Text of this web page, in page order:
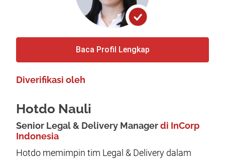
Baca Profil Lengkap
Diverifikasi oleh
Hotdo Nauli
Senior Legal & Delivery Managerdi InCorp
Indonesia
Hotdo memimpin tim Legal & Delivery dalam